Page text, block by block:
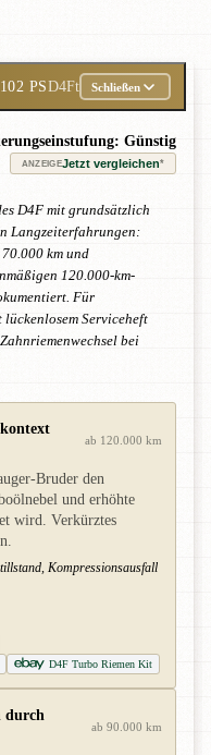
PSD4Ft Schließen
Günstig
ANZEIGEJetzt vergleichen*
D4F mit grundsätzlich
Langzeiterfahrungen:
km und
120.000-km-
Für
Serviceheft
bei
ab 120.000 km
Bruder den
und erhöhte
wird. Verkürztes
Kompressionsausfall
D4F Turbo Riemen Kit
durch
ab 90.000 km